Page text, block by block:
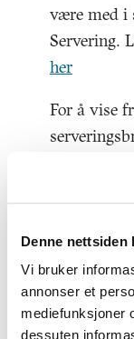
Denne nettsiden
Vi bruker
annonser et
mediefunksjoner
dessuten
være med i
Servering.
her
For å vise
tre ulike
Årets
Vinneren